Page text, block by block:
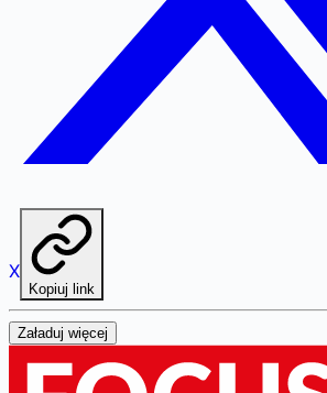
X
Kopiuj link
Załaduj więcej